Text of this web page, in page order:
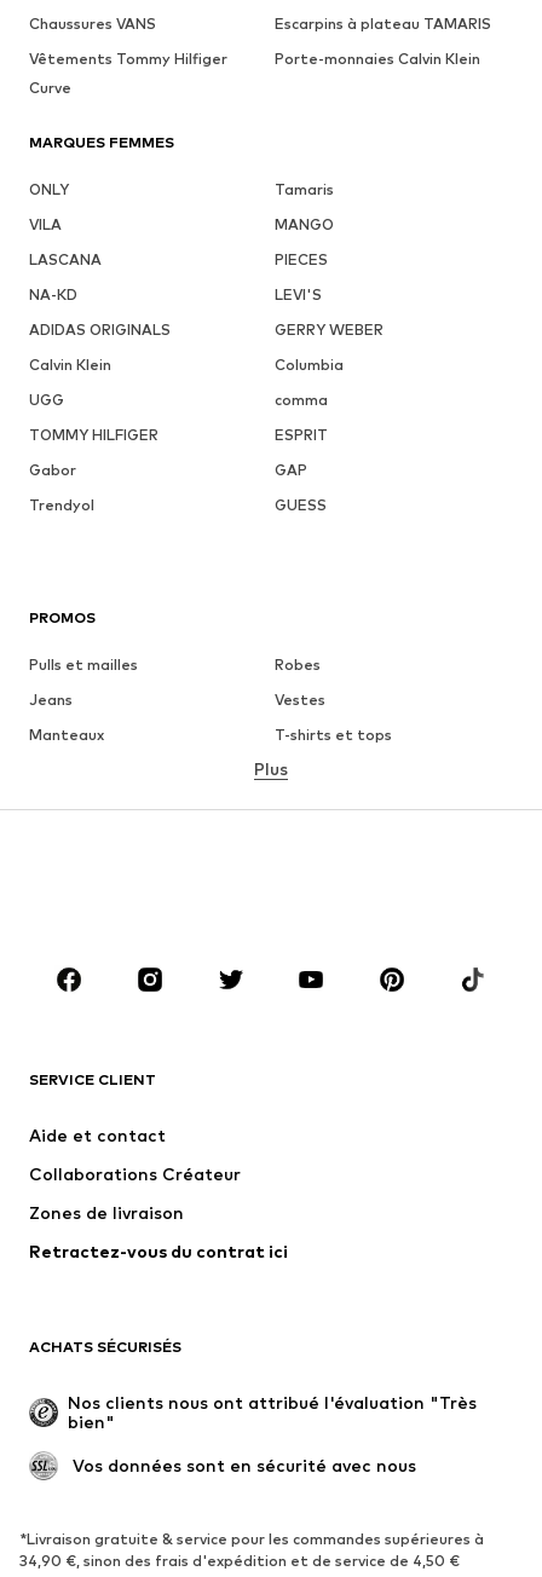
Chaussures VANS
Escarpins à plateau TAMARIS
Vêtements Tommy Hilfiger
Curve
Porte-monnaies Calvin Klein
MARQUES FEMMES
ONLY
Tamaris
VILA
MANGO
LASCANA
PIECES
NA-KD
LEVI'S
ADIDAS ORIGINALS
GERRY WEBER
Calvin Klein
Columbia
UGG
comma
TOMMY HILFIGER
ESPRIT
Gabor
GAP
Trendyol
GUESS
PROMOS
Pulls et mailles
Robes
Jeans
Vestes
Manteaux
T-shirts et tops
Lingerie
Jupes
Blouses et tuniques
Accessoires
Premium
Nouveautés
Lingerie
Manteaux
Jupes
Occasions spéciales
Exclusif
Remise à neuf
Nouveautés
Tendance
Baskets
Bottines
Plus
SERVICE CLIENT
Aide et contact
Collaborations Créateur
Zones de livraison
Retractez-vous du contrat ici
ACHATS SÉCURISÉS
Nos clients nous ont attribué l'évaluation "Très
bien"
Vos données sont en sécurité avec nous
*Livraison gratuite & service pour les commandes supérieures à
34,90 €, sinon des frais d'expédition et de service de 4,50 €